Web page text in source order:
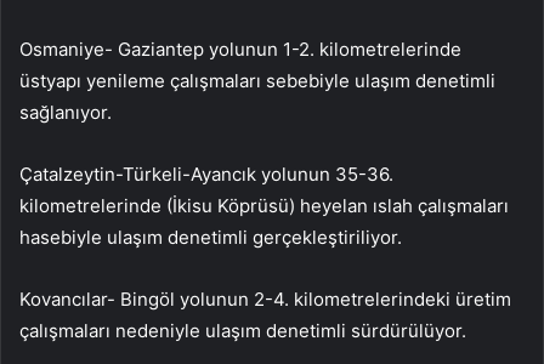
Osmaniye- Gaziantep yolunun 1-2. kilometrelerinde
üstyapı yenileme çalışmaları sebebiyle ulaşım denetimli
sağlanıyor.
Çatalzeytin-Türkeli-Ayancık yolunun 35-36.
kilometrelerinde (İkisu Köprüsü) heyelan ıslah çalışmaları
hasebiyle ulaşım denetimli gerçekleştiriliyor.
Kovancılar- Bingöl yolunun 2-4. kilometrelerindeki üretim
çalışmaları nedeniyle ulaşım denetimli sürdürülüyor.